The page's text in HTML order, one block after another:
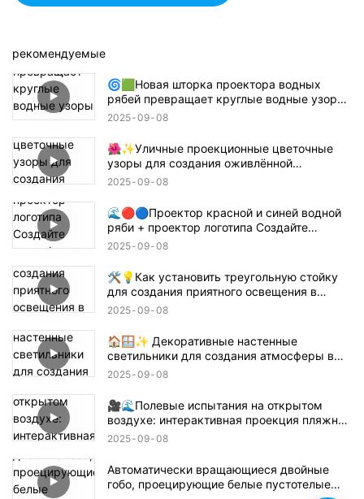
рекомендуемые
🌀🟩Новая шторка проектора водных
рябей превращает круглые водные узоры
в прямоугольники, квадраты или
2025 09 08
🌺✨Уличные проекционные цветочные
узоры для создания оживлённой
атмосферы! 🌸🏙️
2025 09 08
🌊🔴🔵Проектор красной и синей водной
ряби + проектор логотипа Создайте
атмосферу в стиле Танджиро для
2025 09 08
🛠️💡Как установить треугольную стойку
для создания приятного освещения в
помещении — простое руководство 📝🏠
2025 09 08
🏠🪟✨ Декоративные настенные
светильники для создания атмосферы в
помещении
2025 09 08
🎥🌊Полевые испытания на открытом
воздухе: интерактивная проекция пляжной
волны 🌊✨
2025 09 08
Автоматически вращающиеся двойные
гобо, проецирующие белые пустотелые